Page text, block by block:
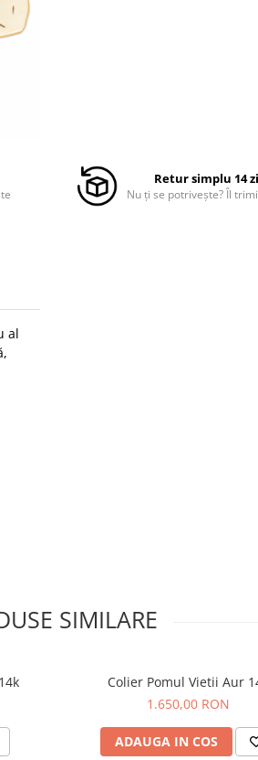
Retur simplu 14
Nu ți se potrivește? Îl
al
SIMILARE
Colier Pomul Vietii Aur
1.650,00 RON
ADAUGA IN COS